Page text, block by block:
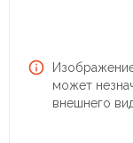
может
внешнего